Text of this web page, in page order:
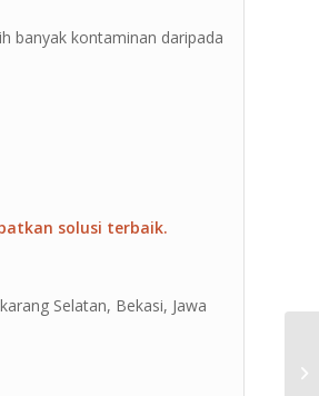
banyak kontaminan daripada
solusi terbaik.
Selatan, Bekasi, Jawa